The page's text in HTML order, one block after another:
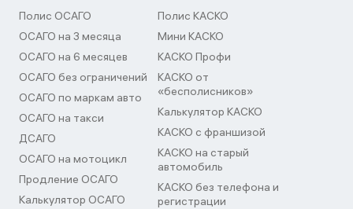
Полис ОСАГО
ОСАГО на 3 месяца
ОСАГО на 6 месяцев
ОСАГО без ограничений
ОСАГО по маркам авто
ОСАГО на такси
ДСАГО
ОСАГО на мотоцикл
Продление ОСАГО
Калькулятор ОСАГО
Полис КАСКО
Мини КАСКО
КАСКО Профи
КАСКО от
«бесполисников»
Калькулятор КАСКО
КАСКО с франшизой
КАСКО на старый
автомобиль
КАСКО без телефона и
регистрации